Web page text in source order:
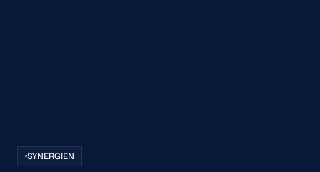
SYNERGIEN